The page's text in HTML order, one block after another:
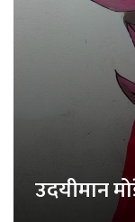
उदयीमान